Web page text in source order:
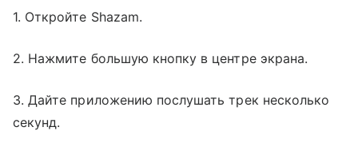
1. Откройте Shazam.
2. Нажмите большую кнопку в центре экрана.
3. Дайте приложению послушать трек несколько
секунд.